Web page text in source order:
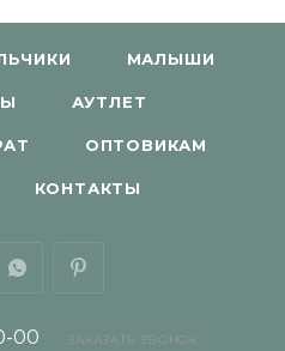
МАЛЫШИ
АУТЛЕТ
ОПТОВИКАМ
КОНТАКТЫ
00 ЗАКАЗАТЬ ЗВОНОК